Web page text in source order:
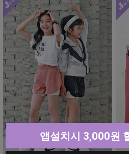
앱설치시 3,000원